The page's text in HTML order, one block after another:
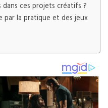
ces projets créatifs ?
par la pratique et des jeux